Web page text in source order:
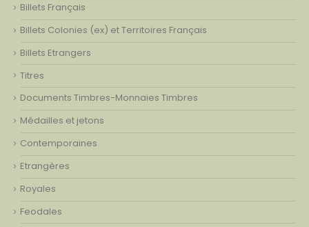
Billets Français
Billets Colonies (ex) et Territoires Français
Billets Etrangers
Titres
Documents Timbres-Monnaies Timbres
Médailles et jetons
Contemporaines
Etrangères
Royales
Feodales